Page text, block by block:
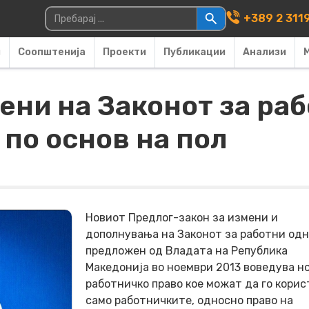
Main
Пребарувај за: +389 2
Соопштенија Проекти Публикации Анализи
на Законот за
основ на пол
Новиот Предлог-закон за измени и
дополнувања на Законот за работни
предложен од Владата на Република
Македонија во ноември 2013 воведува
работничко право кое можат да го
само работничките, односно право на